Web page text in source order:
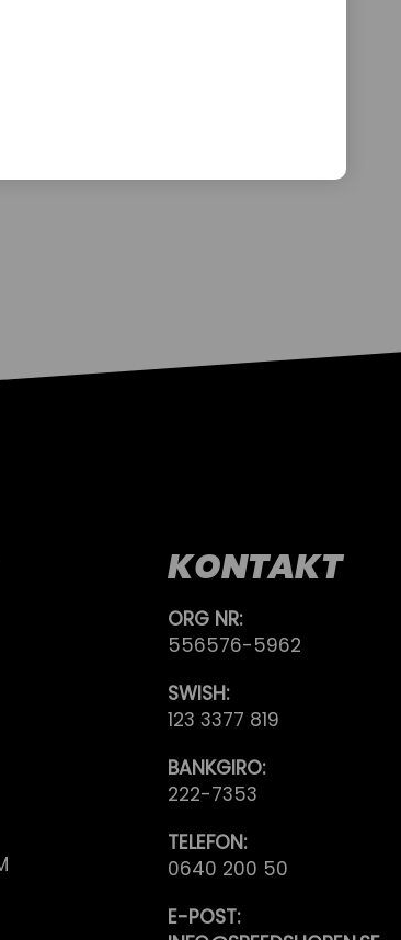
KONTAKT
ORG NR:
556576-5962
SWISH:
123 3377 819
BANKGIRO:
222-7353
TELEFON:
0640 200 50
E-POST: